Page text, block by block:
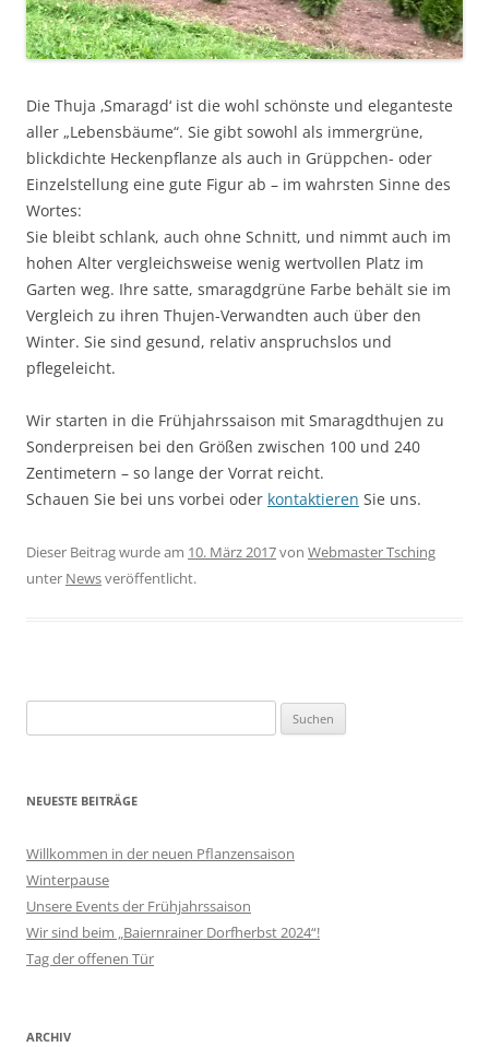
Die Thuja ‚Smaragd‘ ist die wohl schönste und eleganteste
aller „Lebensbäume“. Sie gibt sowohl als immergrüne,
blickdichte Heckenpflanze als auch in Grüppchen- oder
Einzelstellung eine gute Figur ab – im wahrsten Sinne des
Wortes:
Sie bleibt schlank, auch ohne Schnitt, und nimmt auch im
hohen Alter vergleichsweise wenig wertvollen Platz im
Garten weg. Ihre satte, smaragdgrüne Farbe behält sie im
Vergleich zu ihren Thujen-Verwandten auch über den
Winter. Sie sind gesund, relativ anspruchslos und
pflegeleicht.
Wir starten in die Frühjahrssaison mit Smaragdthujen zu
Sonderpreisen bei den Größen zwischen 100 und 240
Zentimetern – so lange der Vorrat reicht.
Schauen Sie bei uns vorbei oder kontaktieren Sie uns.
Dieser Beitrag wurde am 10. März 2017von Webmaster Tsching
unter Newsveröffentlicht.
nach:
NEUESTE BEITRÄGE
Willkommen in der neuen Pflanzensaison
Winterpause
Unsere Events der Frühjahrssaison
Wir sind beim „Baiernrainer Dorfherbst 2024“!
Tag der offenen Tür
ARCHIV